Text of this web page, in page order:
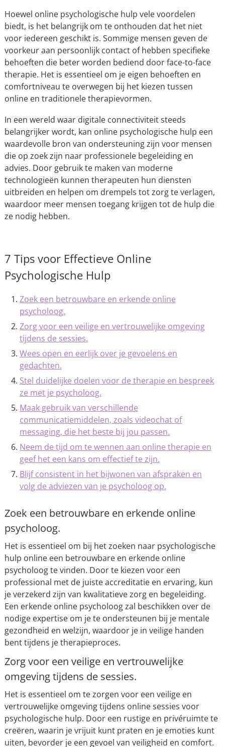
Hoewel online psychologische hulp vele voordelen
biedt, is het belangrijk om te onthouden dat het niet
voor iedereen geschikt is. Sommige mensen geven de
voorkeur aan persoonlijk contact of hebben specifieke
behoeften die beter worden bediend door face-to-face
therapie. Het is essentieel om je eigen behoeften en
comfortniveau te overwegen bij het kiezen tussen
online en traditionele therapievormen.
In een wereld waar digitale connectiviteit steeds
belangrijker wordt, kan online psychologische hulp een
waardevolle bron van ondersteuning zijn voor mensen
die op zoek zijn naar professionele begeleiding en
advies. Door gebruik te maken van moderne
technologieën kunnen therapeuten hun diensten
uitbreiden en helpen om drempels tot zorg te verlagen,
waardoor meer mensen toegang krijgen tot de hulp die
ze nodig hebben.
7 Tips voor Effectieve Online
Psychologische Hulp
Zoek een betrouwbare en erkende online
psycholoog.
Zorg voor een veilige en vertrouwelijke omgeving
tijdens de sessies.
Wees open en eerlijk over je gevoelens en
gedachten.
Stel duidelijke doelen voor de therapie en bespreek
ze met je psycholoog.
Maak gebruik van verschillende
communicatiemiddelen, zoals videochat of
messaging, die het beste bij jou passen.
Neem de tijd om te wennen aan online therapie en
geef het een kans om effectief te zijn.
Blijf consistent in het bijwonen van afspraken en
volg de adviezen van je psycholoog op.
Zoek een betrouwbare en erkende online
psycholoog.
Het is essentieel om bij het zoeken naar psychologische
hulp online een betrouwbare en erkende online
psycholoog te vinden. Door te kiezen voor een
professional met de juiste accreditatie en ervaring, kun
je verzekerd zijn van kwalitatieve zorg en begeleiding.
Een erkende online psycholoog zal beschikken over de
nodige expertise om je te ondersteunen bij je mentale
gezondheid en welzijn, waardoor je in veilige handen
bent tijdens je therapieproces.
Zorg voor een veilige en vertrouwelijke
omgeving tijdens de sessies.
Het is essentieel om te zorgen voor een veilige en
vertrouwelijke omgeving tijdens online sessies voor
psychologische hulp. Door een rustige en privéruimte te
creëren, waarin je vrijuit kunt praten en je emoties kunt
uiten, bevorder je een gevoel van veiligheid en comfort.